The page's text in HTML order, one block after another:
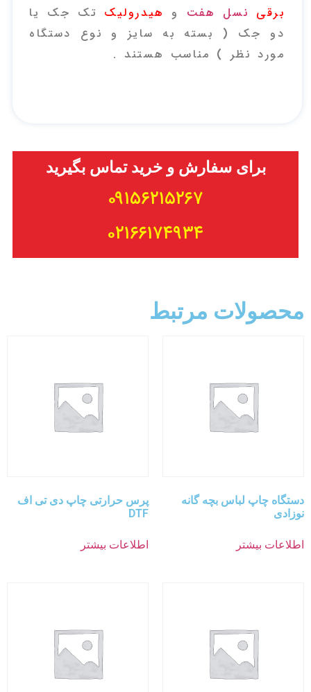
برقی نسل هفت و هیدرولیک تک جک یا
دو جک ( بسته به سایز و نوع دستگاه
مورد نظر ) مناسب هستند .
برای سفارش و خرید تماس بگیرید
۰۹۱۵۶۲۱۵۲۶۷
۰۲۱۶۶۱۷۴۹۳۴
محصولات مرتبط
دستگاه چاپ لباس بچه گانه
نوزادی
اطلاعات بیشتر
پرس حرارتی چاپ دی تی اف
DTF
اطلاعات بیشتر